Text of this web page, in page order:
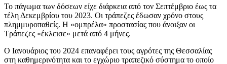
Το πάγωμα των δόσεων είχε διάρκεια από τον Σεπτέμβριο έως τα
τέλη Δεκεμβρίου του 2023. Οι τράπεζες έδωσαν χρόνο στους
πλημμυροπαθείς. Η «ομπρέλα» προστασίας που άνοιξαν οι
Τράπεζες «έκλεισε» μετά από 4 μήνες.
Ο Ιανουάριος του 2024 επαναφέρει τους αγρότες της Θεσσαλίας
στη καθημερινότητα και το εγχώριο τραπεζικό σύστημα το οποίο